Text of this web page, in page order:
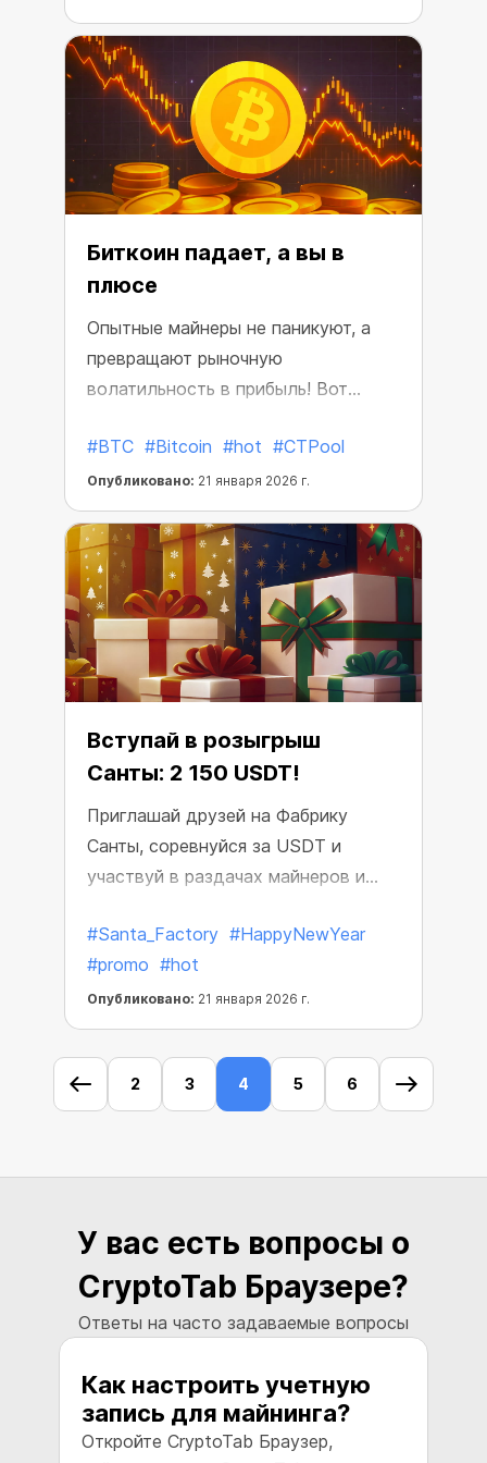
Биткоин падает, а вы в
плюсе
Опытные майнеры не паникуют, а
превращают рыночную
волатильность в прибыль! Вот
приумножить свой доход,
независимо от того, что
происходит на рынке.
#BTC #Bitcoin #hot #CTPool
Опубликовано: 21 января 2026 г.
Вступай в розыгрыш
Санты: 2 150 USDT!
Приглашай друзей на Фабрику
Санты, соревнуйся за USDT и
участвуй в раздачах майнеров и
#Santa_Factory #HappyNewYear
#promo #hot
Опубликовано: 21 января 2026 г.
2 3 4 5 6
У вас есть вопросы о
CryptoTab Браузере?
Ответы на часто задаваемые вопросы
Как настроить учетную
запись для майнинга?
Откройте CryptoTab Браузер,